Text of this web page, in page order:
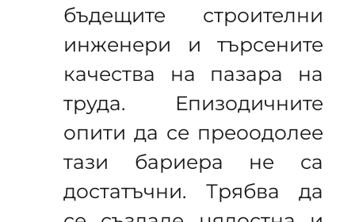
бъдещите строителни
инженери и търсените
качества на пазара на
труда. Епизодичните
опити да се преоодолее
тази бариера не са
достатъчни. Трябва да